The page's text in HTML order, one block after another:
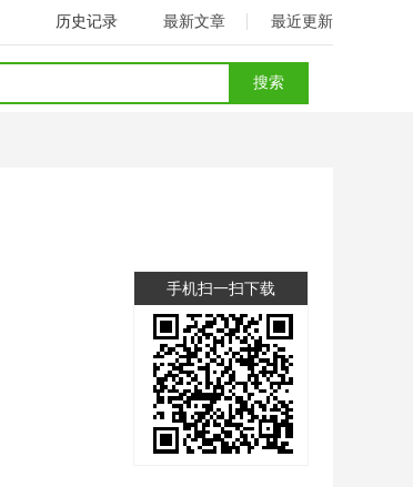
历史记录 最新文章 最近更新
手机扫一扫下载